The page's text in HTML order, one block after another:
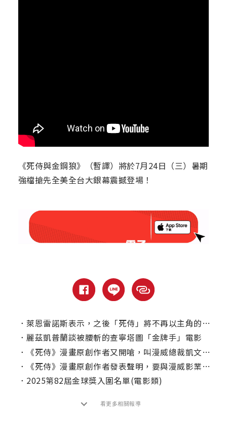
《死侍與金鋼狼》（暫譯）將於7月24日（三）暑期
強檔搶先全美全台大銀幕震撼登場！
． 萊恩雷諾斯表示，之後「死侍」將不再以主角的身分出現？
． 麗茲凱普蘭談被腰斬的查寧塔圖「金牌手」電影
．
《死侍》漫畫原創作者又開嗆，叫漫威總裁凱文費吉應下台？
．
《死侍》漫畫原創作者發表聲明，要與漫威影業切割！
． 2025第82屆金球獎入圍名單(電影類)
看更多相關報導